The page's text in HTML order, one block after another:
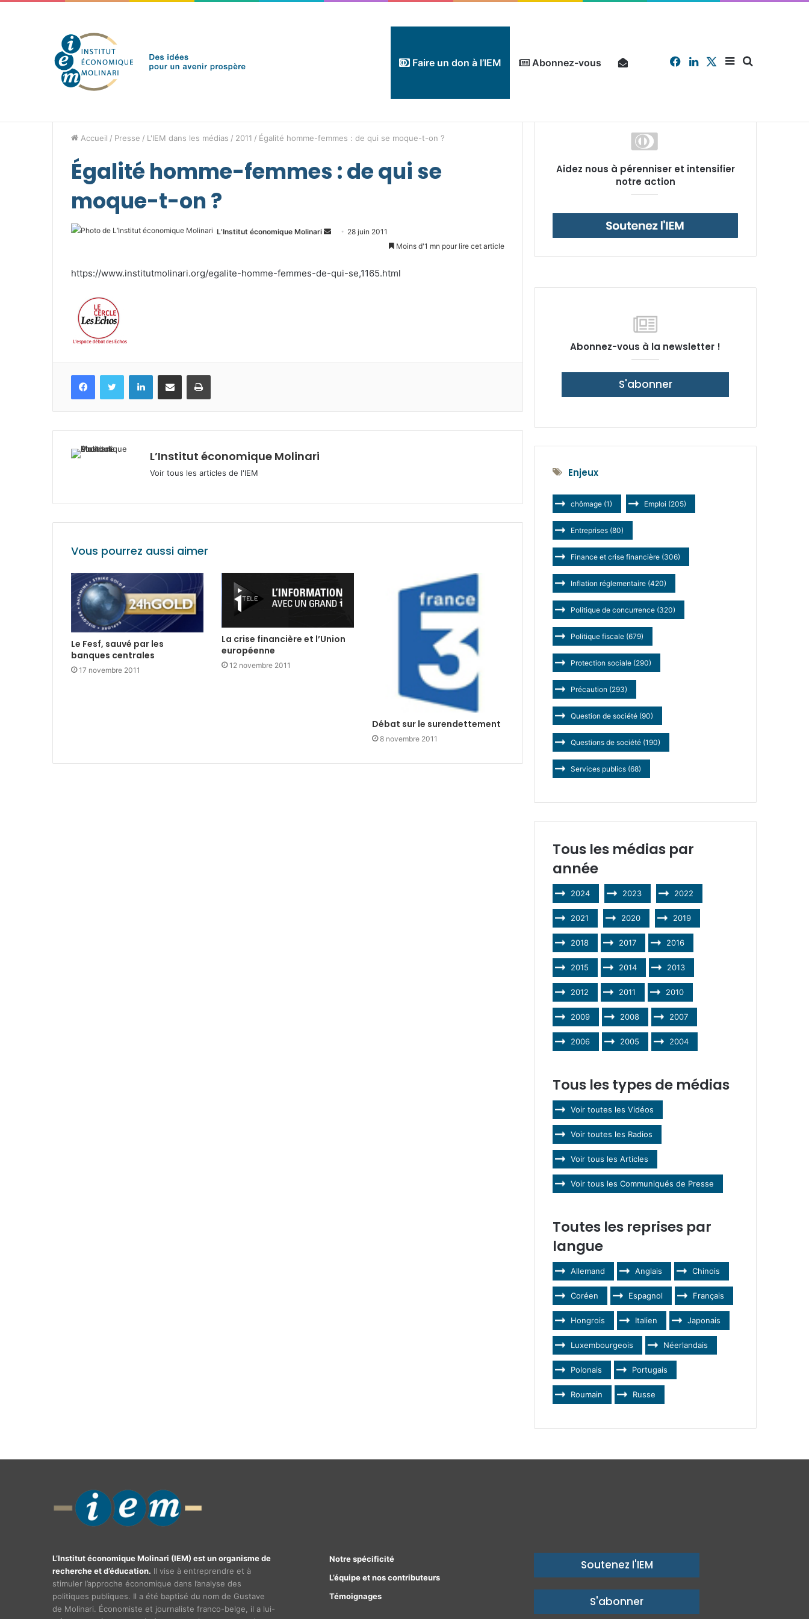
Faire un don à l’IEM Abonnez-vous Sidebar
X
Linkedin
Facebook
Accueil / Presse / L'IEM dans les médias / 2011 / Égalité homme-femmes : de qui se moque-t-on ?
Égalité homme-femmes : de qui se
moque-t-on ?
L’Institut économique Molinari
Envoyer28 juin 2011
Moins d'1 mn pour lire cet article
https://www.institutmolinari.org/egalite-homme-femmes-de-qui-se,1165.html
FacebookTwitter LinkedinPartagez par mail Imprimez
L’Institut économique Molinari
Voir tous les articles de l'IEM
Vous pourrez aussi aimer
Le Fesf, sauvé par les
banques centrales
17 novembre 2011
La crise financière et l’Union
européenne
12 novembre 2011
Débat sur le surendettement
8 novembre 2011
Aidez nous à pérenniser et intensifier
notre action
Abonnez-vous à la newsletter !
S'abonner
Enjeux
chômage (1) Emploi (205)
Entreprises (80)
Finance et crise financière (306)
Inflation réglementaire (420)
Politique de concurrence (320)
Politique fiscale (679)
Protection sociale (290)
Précaution (293)
Question de société (90)
Questions de société (190)
Services publics (68)
Tous les médias par
année
2024 2023 2022
2021 2020 2019
2018 2017 2016
2015 2014 2013
2012 2011 2010
2009 2008 2007
2006 2005 2004
Tous les types de médias
Voir toutes les Vidéos
Voir toutes les Radios
Voir tous les Articles
Voir tous les Communiqués de Presse
Toutes les reprises par
langue
Allemand Anglais Chinois
Coréen Espagnol Français
Hongrois Italien Japonais
Luxembourgeois Néerlandais
Polonais Portugais
Roumain Russe
L’Institut économique Molinari (IEM) est un organisme de
recherche et d’éducation. Il vise à entreprendre et à
stimuler l’approche économique dans l’analyse des
politiques publiques. Il a été baptisé du nom de Gustave
de Molinari. Économiste et journaliste franco-belge, il a lui-
Notre spécificité
L’équipe et nos contributeurs
Témoignages
Soutenez l'IEM
S'abonner